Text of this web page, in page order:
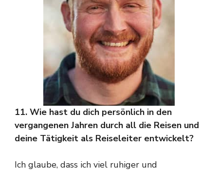
11. Wie hast du dich persönlich in den
vergangenen Jahren durch all die Reisen und
deine Tätigkeit als Reiseleiter entwickelt?
Ich glaube, dass ich viel ruhiger und